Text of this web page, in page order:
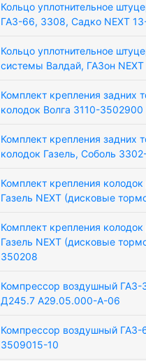
Кольцо уплотнительное
ГАЗ-66, 3308, Садко NEXT
Кольцо уплотнительное
системы Валдай, ГАЗон
Комплект крепления задних
колодок Волга 3110-3502900
Комплект крепления задних
колодок Газель, Соболь
Комплект крепления
Газель NEXT (дисковые
Комплект крепления
Газель NEXT (дисковые
350208
Компрессор воздушный ГАЗ-
Д245.7 А29.05.000-А-06
Компрессор воздушный
3509015-10